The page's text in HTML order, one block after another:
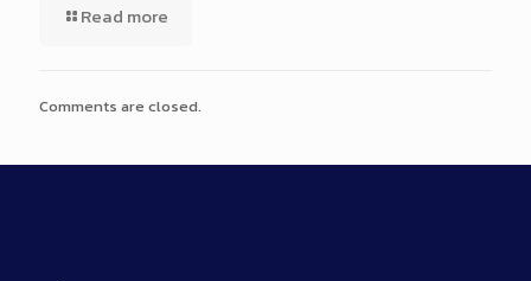
Read more
Comments are closed.